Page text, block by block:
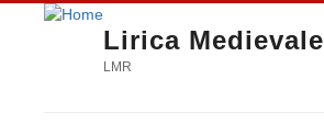
Lirica
LMR